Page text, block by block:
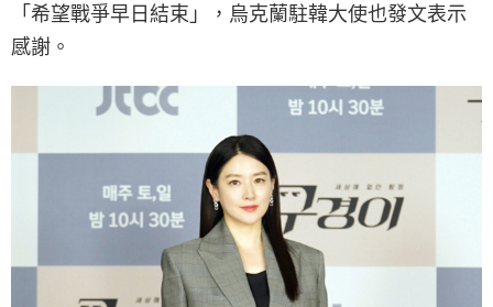
「希望戰爭早日結束」，烏克蘭駐韓大使也發文表示
感謝。